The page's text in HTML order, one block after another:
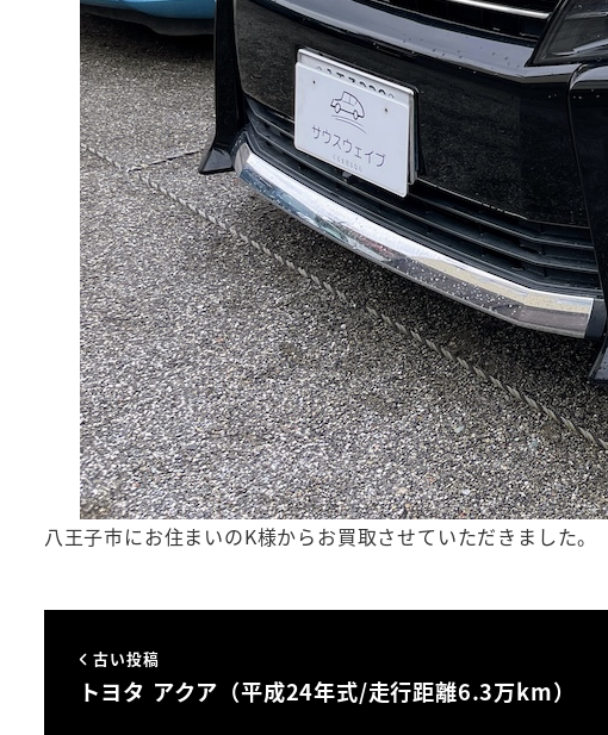
八王子市にお住まいのK様からお買取させていただきました。
古い投稿
トヨタ アクア（平成24年式/走行距離6.3万km）